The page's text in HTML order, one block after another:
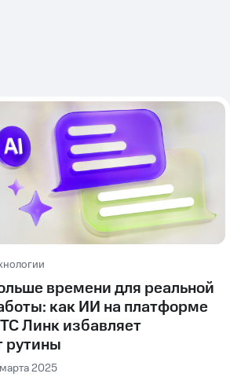
времени для реальной
как ИИ на платформе
Линк избавляет
рутины
2025